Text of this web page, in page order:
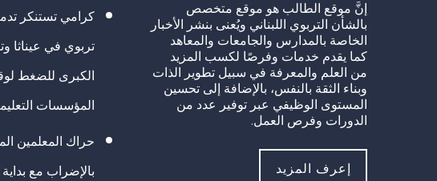
إنَّ موقع الطالب هو موقع متخصص
بالشأن التربوي اللبناني ويُعنى بنشر الأخبار
الخاصة بالمدارس والجامعات والمعاهد
كما يقدم خدمات وفرصًا لكسب المزيد
من العلم والمعرفة في سبيل تطوير الذات
وبناء الثقة بالنفس، بالإضافة إلى تحسين
المستوى الوظيفي عبر توفير عدد من
الدورات وفرص العمل.
إعرف المزيد
كرامي تستنكر
تربوي في عيناثا
الكبرى للضغط
المؤسسات
حراك المعلمين
بالإضراب مع